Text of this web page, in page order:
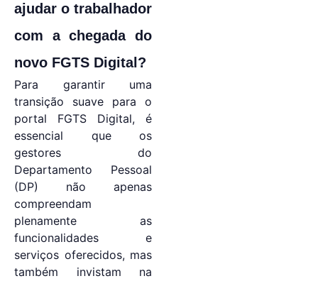
ajudar o trabalhador
com a chegada do
novo FGTS Digital?
Para garantir uma
transição suave para o
portal FGTS Digital, é
essencial que os
gestores do
Departamento Pessoal
(DP) não apenas
compreendam
plenamente as
funcionalidades e
serviços oferecidos, mas
também invistam na